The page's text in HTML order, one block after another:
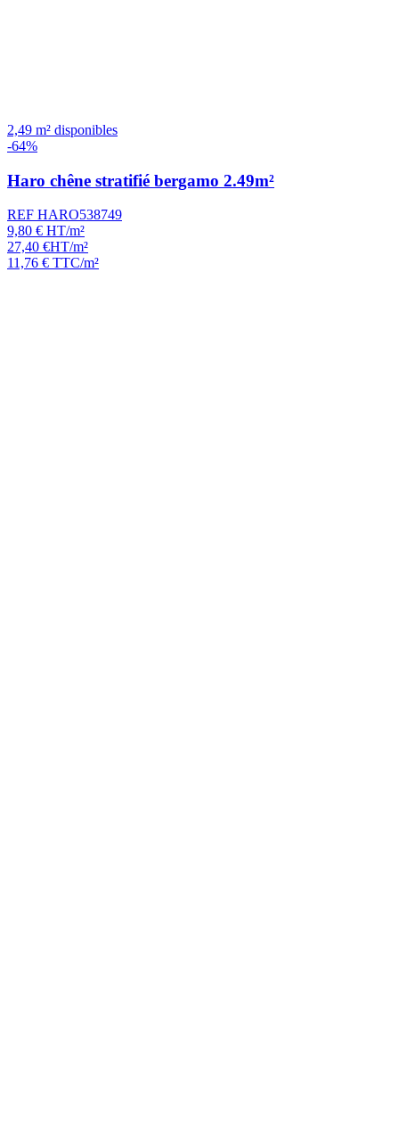
2,49 m² disponibles
-64%
Haro chêne stratifié bergamo 2.49m²
REF HARO538749
9,80 € HT/m²
27,40 €HT/m²
11,76 € TTC/m²